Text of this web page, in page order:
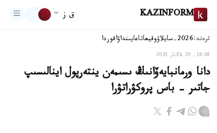
KAZINFORM ق ز
ترەند:2026-سايلاۋ وقيعاتاعايىنداۋاقوردا
18:08, 29 قاڭتار 2025
دانا ورمانبايەۆانىڭ ىسىمەن ينتەرپول اينالىسىپ
جاتىر - باس پروكۋراتۋرا